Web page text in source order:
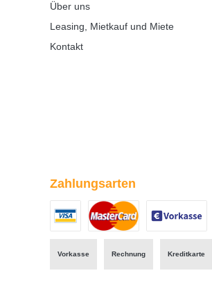
Über uns
Leasing, Mietkauf und Miete
Kontakt
Zahlungsarten
Vorkasse Rechnung Kreditkarte